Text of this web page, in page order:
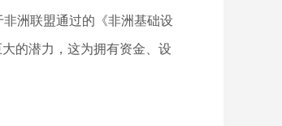
洲联盟通过的《非洲基础设
的潜力，这为拥有资金、设